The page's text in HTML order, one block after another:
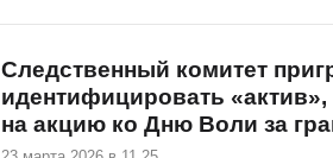
Следственный комитет
идентифицировать
на акцию ко Дню Воли за